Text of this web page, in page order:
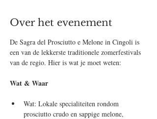
Over het evenement
De Sagra del Prosciutto e Melone in Cingoli is
een van de lekkerste traditionele zomerfestivals
van de regio. Hier is wat je moet weten:
Wat & Waar
Wat: Lokale specialiteiten rondom
prosciutto crudo en sappige melone,